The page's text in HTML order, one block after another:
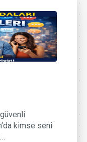
kimse seni